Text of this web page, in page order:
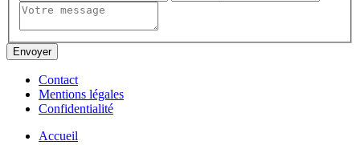
Contact
Mentions légales
Confidentialité
Accueil